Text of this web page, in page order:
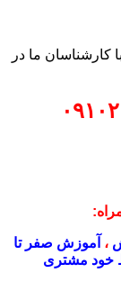
کارشناسان ما در
، آموزش صفر تا
خود مشتری